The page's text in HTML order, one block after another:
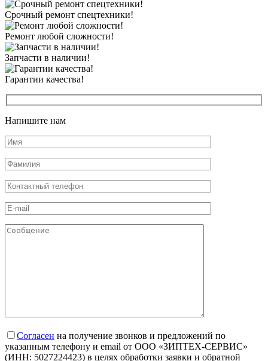
Срочный ремонт спецтехники!
Ремонт любой сложности!
Запчасти в наличии!
Гарантии качества!
Напишите нам
Согласен на получение звонков и предложений по
указанным телефону и email от ООО «ЗИПТЕХ-СЕРВИС»
(ИНН: 5027224423) в целях обработки заявки и обратной